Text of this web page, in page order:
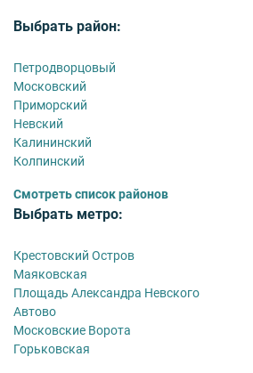
Выбрать район:
Петродворцовый
Московский
Приморский
Невский
Калининский
Колпинский
Смотреть список районов
Выбрать метро:
Крестовский Остров
Маяковская
Площадь Александра Невского
Автово
Московские Ворота
Горьковская